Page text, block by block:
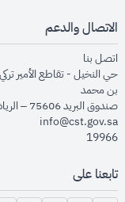
الاتصال والدعم
اتصل بنا
حي النخيل - تقاطع الأمير
بن محمد
صندوق البريد 75606 – الرياض 11588
info@cst.gov.sa
19966
تابعنا على